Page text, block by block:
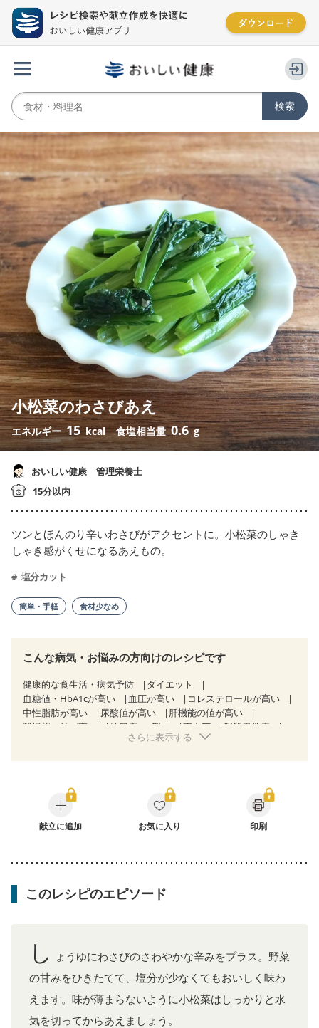
小松菜のわさびあえ
エネルギー 15 kcal 食塩相当量0.6 g
おいしい健康 管理栄養士
15分以内
ツンとほんのり辛いわさびがアクセントに。小松菜のしゃき
しゃき感がくせになるあえもの。
塩分カット
簡単・手軽 食材少なめ
こんな病気・お悩みの方向けのレシピです
健康的な食生活・病気予防
ダイエット
血糖値・HbA1cが高い
血圧が高い
コレステロールが高い
中性脂肪が高い
尿酸値が高い
肝機能の値が高い
腎機能の値が高い
糖尿病（2型） 高血圧
脂質異常症
狭心症 心筋梗塞
糖尿病性腎症（第３期）
CKD（ステージ１）
CKD（ステージ２）
CKD（ステージ３a）
乳がん（抗がん剤治療中）
乳がん（ホルモン療法中）
更年期
さらに表示する
献立に追加 お気に入り 印刷
このレシピのエピソード
し
ょうゆにわさびのさわやかな辛みをプラス。野菜
の甘みをひきたてて、塩分が少なくてもおいしく味わ
えます。味が薄まらないように小松菜はしっかりと水
気を切ってからあえましょう。